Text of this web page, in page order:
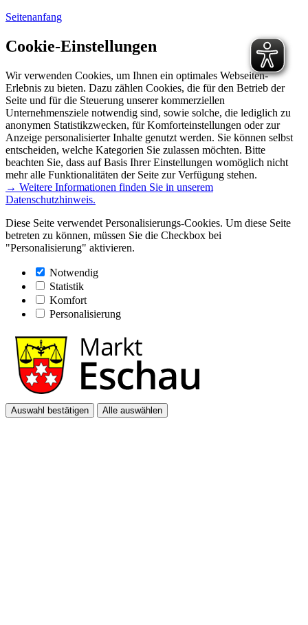
Seitenanfang
Cookie-Einstellungen
Wir verwenden Cookies, um Ihnen ein optimales Webseiten-
Erlebnis zu bieten. Dazu zählen Cookies, die für den Betrieb der
Seite und für die Steuerung unserer kommerziellen
Unternehmensziele notwendig sind, sowie solche, die lediglich zu
anonymen Statistikzwecken, für Komforteinstellungen oder zur
Anzeige personalisierter Inhalte genutzt werden. Sie können selbst
entscheiden, welche Kategorien Sie zulassen möchten. Bitte
beachten Sie, dass auf Basis Ihrer Einstellungen womöglich nicht
mehr alle Funktionalitäten der Seite zur Verfügung stehen.
→ Weitere Informationen finden Sie in unserem
Datenschutzhinweis.
Diese Seite verwendet Personalisierungs-Cookies. Um diese Seite
betreten zu können, müssen Sie die Checkbox bei
"Personalisierung" aktivieren.
Notwendig
Statistik
Komfort
Personalisierung
Auswahl bestätigen Alle auswählen